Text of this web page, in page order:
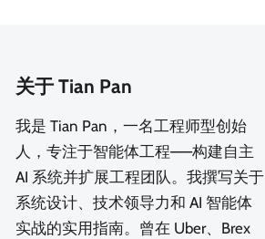
关于 Tian Pan
我是 Tian Pan，一名工程师型创始
人，专注于智能体工程——构建自主
AI 系统并扩展工程团队。我撰写关于
系统设计、技术领导力和 AI 智能体
实战的实用指南。曾在 Uber、Brex